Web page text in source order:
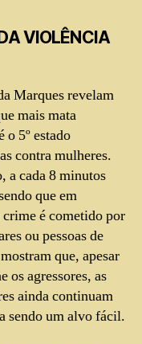
VIOLÊNCIA
Marques revelam
mais mata
o 5º estado
contra mulheres.
a cada 8 minutos
que em
é cometido por
ou pessoas de
que, apesar
os agressores, as
ainda continuam
sendo um alvo fácil.